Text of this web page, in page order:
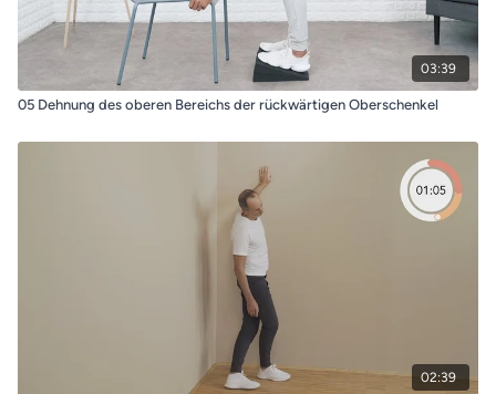
03:39
05 Dehnung des oberen Bereichs der rückwärtigen Oberschenkel
02:39